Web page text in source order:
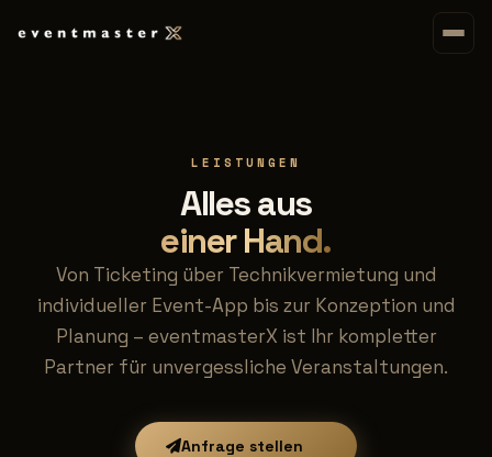
LEISTUNGEN
Alles aus
einer Hand.
Von Ticketing über Technikvermietung und
individueller Event-App bis zur Konzeption und
Planung – eventmasterX ist Ihr kompletter
Partner für unvergessliche Veranstaltungen.
Anfrage stellen